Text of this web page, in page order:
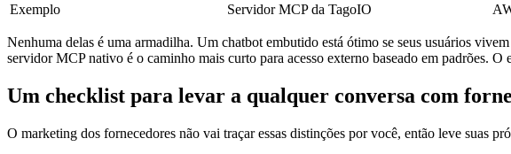
Exemplo
Servidor MCP da TagoIO
Nenhuma delas é uma armadilha. Um chatbot embutido está ótimo se seus usuários
servidor MCP nativo é o caminho mais curto para acesso externo baseado em padrões.
Um checklist para levar a qualquer conversa com
O marketing dos fornecedores não vai traçar essas distinções por você, então leve suas